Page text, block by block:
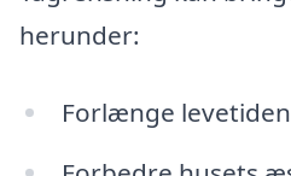
herunder:
Forlænge